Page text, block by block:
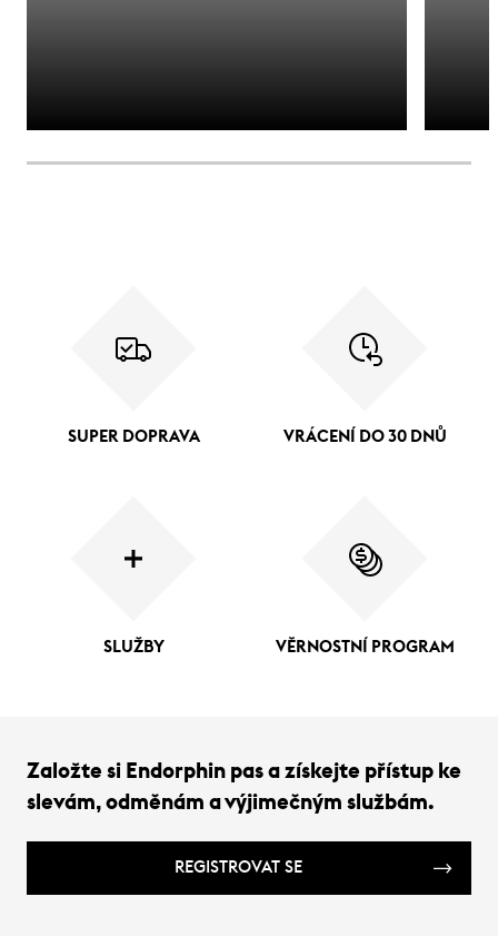
SUPER DOPRAVA VRÁCENÍ DO 30 DNŮ
SLUŽBY VĚRNOSTNÍ PROGRAM
Založte si Endorphin pas a získejte přístup ke
slevám, odměnám a výjimečným službám.
REGISTROVAT SE